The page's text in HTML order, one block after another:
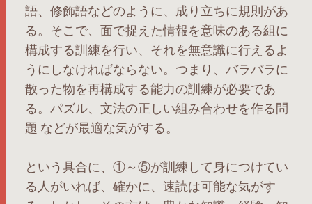
語、修飾語などのように、成り立ちに規則があ
る。そこで、面で捉えた情報を意味のある組に
構成する訓練を行い、それを無意識に行えるよ
うにしなければならない。つまり、バラバラに
散った物を再構成する能力の訓練が必要であ
る。パズル、文法の正しい組み合わせを作る問
題 などが最適な気がする。
という具合に、①～⑤が訓練して身につけてい
る人がいれば、確かに、速読は可能な気がす